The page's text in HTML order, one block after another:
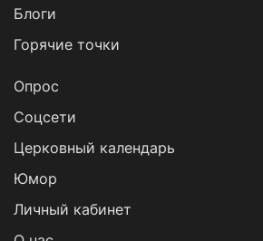
Блоги
Горячие точки
Опрос
Cоцсети
Церковный календарь
Юмор
Личный кабинет